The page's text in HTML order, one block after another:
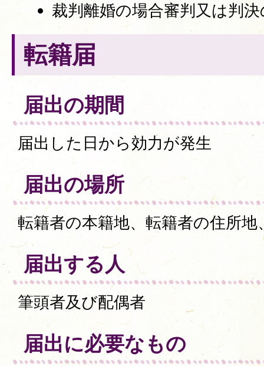
裁判離婚の場合審判又は判
転籍届
届出の期間
届出した日から効力が発生
届出の場所
転籍者の本籍地、転籍者の住所地
届出する人
筆頭者及び配偶者
届出に必要なもの